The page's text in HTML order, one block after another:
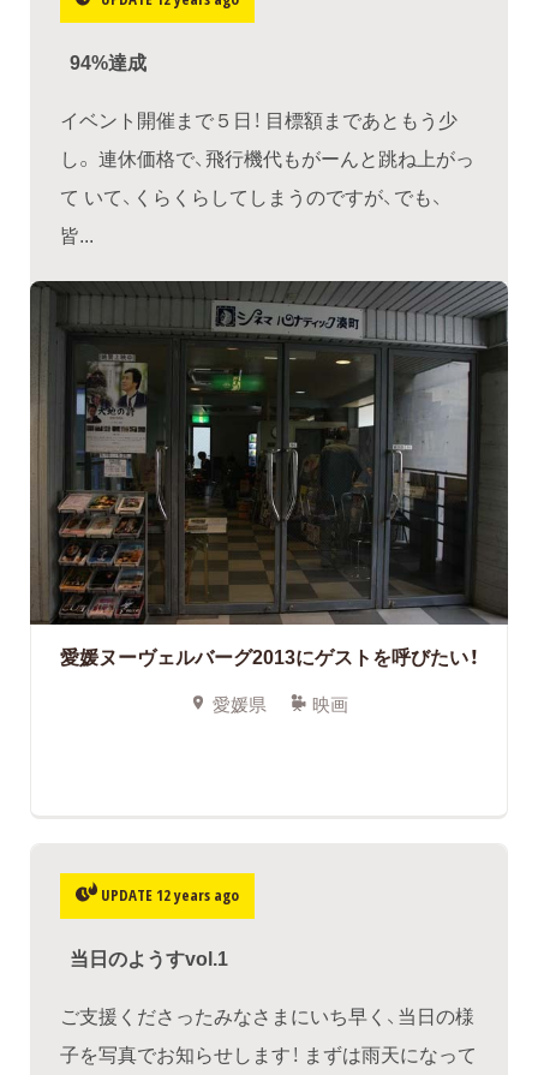
94%達成
イベント開催まで５日！ 目標額まであともう少
し。 連休価格で、飛行機代もがーんと跳ね上がっ
て いて、くらくらしてしまうのですが、でも、
皆...
愛媛ヌーヴェルバーグ2013にゲストを呼びたい！
愛媛県 映画
UPDATE 12 years ago
当日のようすvol.1
ご支援くださったみなさまにいち早く、当日の様
子を写真でお知らせします！ まずは雨天になって